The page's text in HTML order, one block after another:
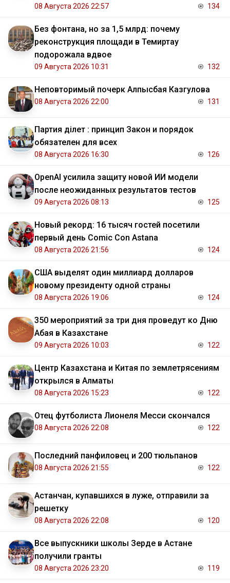
08 Августа 2026 22:57 134
Без фонтана, но за 1,5 млрд: почему
реконструкция площади в Темиртау
подорожала вдвое
09 Августа 2026 10:31 132
Неповторимый почерк Алпысбая Казгулова
08 Августа 2026 22:00 131
Партия Әділет : принцип Закон и порядок
обязателен для всех
08 Августа 2026 16:30 126
OpenAI усилила защиту новой ИИ модели
после неожиданных результатов тестов
09 Августа 2026 08:13 125
Новый рекорд: 16 тысяч гостей посетили
первый день Comic Con Astana
08 Августа 2026 21:56 124
США выделят один миллиард долларов
новому президенту одной страны
08 Августа 2026 19:06 124
350 мероприятий за три дня проведут ко Дню
Абая в Казахстане
09 Августа 2026 10:03 122
Центр Казахстана и Китая по землетрясениям
открылся в Алматы
08 Августа 2026 15:23 122
Отец футболиста Лионеля Месси скончался
08 Августа 2026 22:08 122
Последний панфиловец и 200 тюльпанов
08 Августа 2026 21:55 122
Астанчан, купавшихся в луже, отправили за
решетку
08 Августа 2026 22:08 120
Все выпускники школы Зерде в Астане
получили гранты
08 Августа 2026 23:20 119